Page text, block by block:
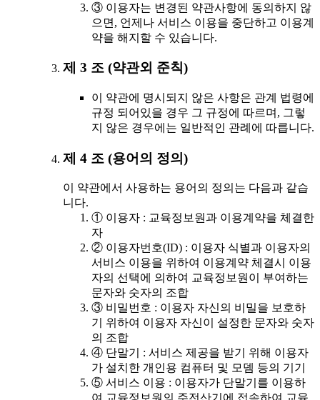
③ 이용자는 변경된 약관사항에 동의하지 않
으면, 언제나 서비스 이용을 중단하고 이용계
약을 해지할 수 있습니다.
제 3 조 (약관외 준칙)
이 약관에 명시되지 않은 사항은 관계 법령에
규정 되어있을 경우 그 규정에 따르며, 그렇
지 않은 경우에는 일반적인 관례에 따릅니다.
제 4 조 (용어의 정의)
이 약관에서 사용하는 용어의 정의는 다음과 같습
니다.
① 이용자 : 교육정보원과 이용계약을 체결한
자
② 이용자번호(ID) : 이용자 식별과 이용자의
서비스 이용을 위하여 이용계약 체결시 이용
자의 선택에 의하여 교육정보원이 부여하는
문자와 숫자의 조합
③ 비밀번호 : 이용자 자신의 비밀을 보호하
기 위하여 이용자 자신이 설정한 문자와 숫자
의 조합
④ 단말기 : 서비스 제공을 받기 위해 이용자
가 설치한 개인용 컴퓨터 및 모뎀 등의 기기
⑤ 서비스 이용 : 이용자가 단말기를 이용하